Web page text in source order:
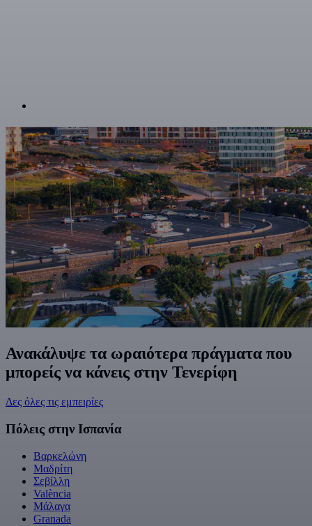
Ανακάλυψε τα ωραιότερα πράγματα που
μπορείς να κάνεις στην Τενερίφη
Δες όλες τις εμπειρίες
Πόλεις στην Ισπανία
Βαρκελώνη
Μαδρίτη
Σεβίλλη
València
Μάλαγα
Granada